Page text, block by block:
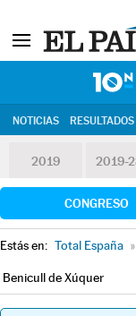
NOTICIAS
2019 2019-
CONGRESO
Estás en: Total España »
Benicull de Xúquer